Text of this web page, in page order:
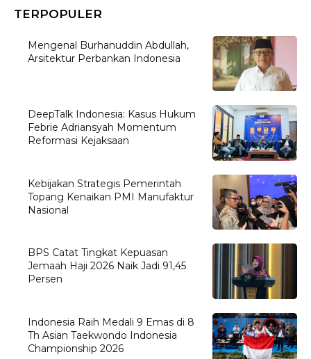
TERPOPULER
Mengenal Burhanuddin Abdullah,
Arsitektur Perbankan Indonesia
DeepTalk Indonesia: Kasus Hukum
Febrie Adriansyah Momentum
Reformasi Kejaksaan
Kebijakan Strategis Pemerintah
Topang Kenaikan PMI Manufaktur
Nasional
BPS Catat Tingkat Kepuasan
Jemaah Haji 2026 Naik Jadi 91,45
Persen
Indonesia Raih Medali 9 Emas di 8
Th Asian Taekwondo Indonesia
Championship 2026